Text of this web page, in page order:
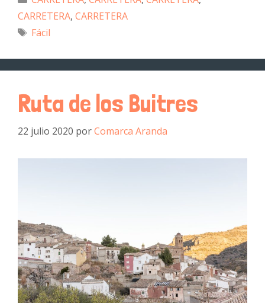
CARRETERA, CARRETERA
Fácil
Ruta de los Buitres
22 julio 2020 porComarca Aranda